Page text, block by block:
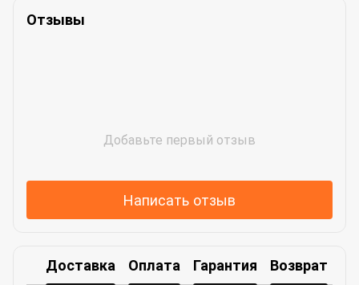
Отзывы
Добавьте первый отзыв
Написать отзыв
Доставка Оплата Гарантия Возврат